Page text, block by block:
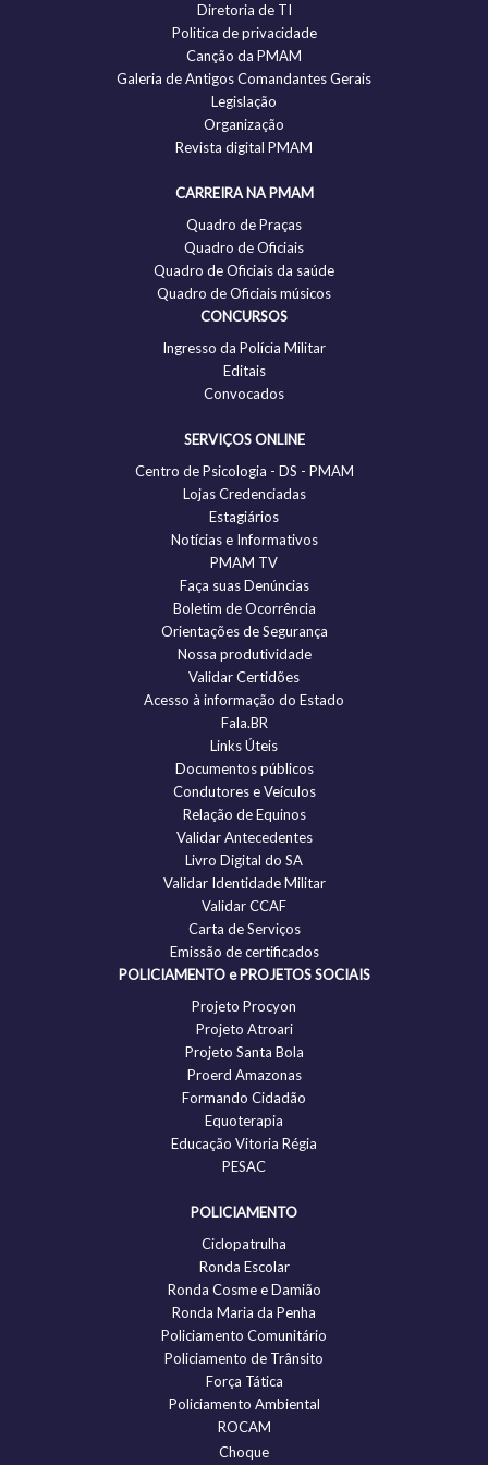
Diretoria de TI
Politica de privacidade
Canção da PMAM
Galeria de Antigos Comandantes Gerais
Legislação
Organização
Revista digital PMAM
CARREIRA NA PMAM
Quadro de Praças
Quadro de Oficiais
Quadro de Oficiais da saúde
Quadro de Oficiais músicos
CONCURSOS
Ingresso da Polícia Militar
Editais
Convocados
SERVIÇOS ONLINE
Centro de Psicologia - DS - PMAM
Lojas Credenciadas
Estagiários
Notícias e Informativos
PMAM TV
Faça suas Denúncias
Boletim de Ocorrência
Orientações de Segurança
Nossa produtividade
Validar Certidões
Acesso à informação do Estado
Fala.BR
Links Úteis
Documentos públicos
Condutores e Veículos
Relação de Equinos
Validar Antecedentes
Livro Digital do SA
Validar Identidade Militar
Validar CCAF
Carta de Serviços
Emissão de certificados
POLICIAMENTO e PROJETOS SOCIAIS
Projeto Procyon
Projeto Atroari
Projeto Santa Bola
Proerd Amazonas
Formando Cidadão
Equoterapia
Educação Vitoria Régia
PESAC
POLICIAMENTO
Ciclopatrulha
Ronda Escolar
Ronda Cosme e Damião
Ronda Maria da Penha
Policiamento Comunitário
Policiamento de Trânsito
Força Tática
Policiamento Ambiental
ROCAM
Choque